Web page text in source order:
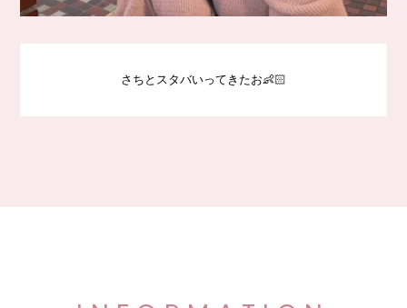
さちとスタバいってきたお👶🏻